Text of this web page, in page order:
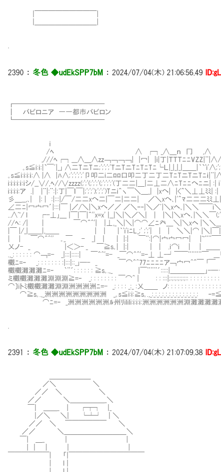
2390 ： 冬色 ◆udEkSPP7bM ： 2024/07/04(木) 21:06:56.49
┏━━━━━━━━━━━━━
┃ バビロニア ――都市バビロン
┗━━━━━━━━━────
i
/ﾍ ∧ ┌┐_∧＿ｎ 冂 ,∧
,///ﾍ┌┐___∧＿∧zz￢￢￢￢| |冖| |i|丁|ＴＴＴﾆﾆ
｡s≦i:ｉ:|`￣ﾞ|_｣ ∧二TニTニ;';';';'TニTニTﾆTﾆTﾆ└Ｌ|_|_|_|＿＿|｀
｡s≦i:i:i:ｉ:∧ |∧ |ﾊ∧;';';';';'卩叩二i二ﾛﾛ口叩二丁二丁二TﾆTニTニT
i:i:i:i:ｉ:ｉシ/__∨/,ﾍ//∨zzzz(;';'(;';';'(;';';';'(丁二二|＿|二⊥二∧ﾆTﾆﾆへﾆニ| :| i
i:i:i:i:ア .| |¨|:¨:|:丁|￣ｌ￣|;';';');';';')Tニi＾ヽ￣＼＿_| |xへ| |<＾＼⊥⊥ﾐﾐ|
彡＿__,､| |: | :|:::|/￣/二二xへ二|￣二|二二| ／＼xへ､|'＾ﾏ二二二ﾐﾐ
∠二ﾆ|冖宀冖´|:::|￣ |／/＼|＼xへ／／ ／＼ｰ‐|＼／ﾞ|＼xヘ､|＼＼￣￣i
..∧~/ l ┌-⊥｣＿ |￣|￣|＾''x=x' |__|＼|＼／＼| | |＼|＼xへ､|＼＼￣
//ﾍ: /| | ￣⌒＾^'| |⊥,_＼|＼|⌒⌒∠ﾆ癶＿＼|＼xヘ |＼＼＿ｘ
|￣ |/_|＿＿|,＿＿ | | |｀'i'iﾆL_;' ;';'| | | ＼＼|⌒ |＼|￣|
| | ￣⌒＾^''㍉｡_￣ - _| | | |:| ￣¨:|⌒|宀宀冖冖| |~¨¨￣
乂ノ- _ |＜＞- _ ￣≧s｡| |:| ｜ ｜ .i⌒i | | ＿＿ ⊥-
.,_: : : : : : ⌒￢=- _|:::|:::::| ￣＾^'=- _￣⌒＾^'=-⊥ ⊥-┘￣￣¨¨¨¨￣
欟ﾆ=‐ _: : : : : : : :|:::|::_｣─- _ ￣⌒＾^77ﾆﾆﾆﾆア￢宀冖^＾￣ ｢
欟欟灘灘灘ﾆ=‐ ｀¨´: : : : : : ≧s｡.,_ |￣¨¨¨´:::::|＿＿＿＿＿｣-
ミ欟欟灘灘灘淵淵淵≧=‐ _: : : : : : : : ￣⌒^ | : : :::|;:;:;:;:;:;:: : : : : : : : : : : :
⌒〕iトﾐ欟欟灘灘淵淵洲洲洲洲ﾆ=- _: : : : _:_ :乂＿＿ ノ: : : : : : : : : : : : :
⌒≧s｡.,_洲洲洲洲洲洲洲洲洲㌻_｡s≦i:i:≧s｡.,_:_:_:_:_:_:_:_:_:_:_:_:_:_:
⌒ﾆ=‐ _洲洲洲洲洲洲ﾙ州ﾘilili:i:i:i:洲洲洲洲洲洲淵灘灘灘灘
2391 ： 冬色 ◆udEkSPP7bM ： 2024/07/04(木) 21:07:09.38
／＼ ＼
／／ ＼ ＼
／／ ＼＿＿＿＿＿_＼
￣| ＿＿_ ｜ ┌┬┐ |_
|／＼ ＼| └┴┘ | ＼
／／ ＼ ￣￣￣￣￣￣ ＼
／／ ＼＿＿＿＿＿＿＿＿＿＼
￣￣￣￣￣￣| 「|￣￣￣￣￣￣￣￣￣￣￣